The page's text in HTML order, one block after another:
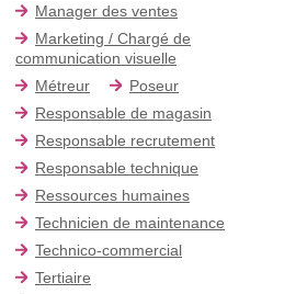
Manager des ventes
Marketing / Chargé de
communication visuelle
Métreur
Poseur
Responsable de magasin
Responsable recrutement
Responsable technique
Ressources humaines
Technicien de maintenance
Technico-commercial
Tertiaire